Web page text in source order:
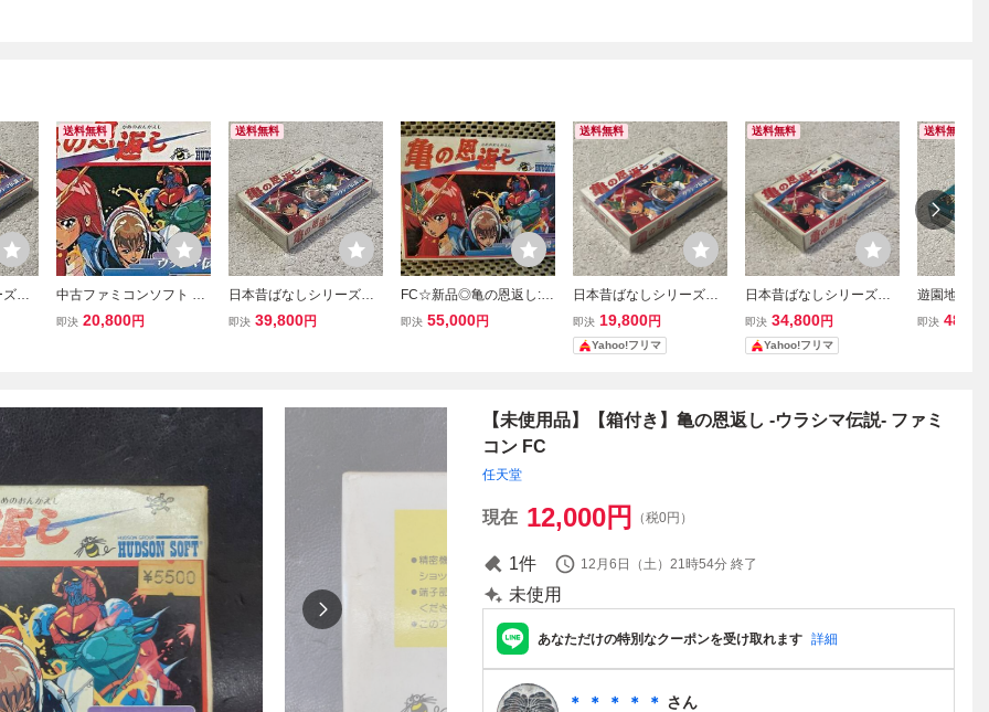
第2
送料無料
中古ファミコンソフト 亀
の恩返し
即決 20,800円
送料無料
日本昔ばなしシリーズ第2
弾! 美品 完品 激レア 亀の
即決 39,800円
FC☆新品◎亀の恩返し:フ
ァミコン用※1988ハドソ
即決 55,000円
送料無料
日本昔ばなしシリーズ第2
弾! 美品 完品 激レア 亀の
恩返し 箱説付き
即決 19,800円
Yahoo!フリマ
送料無料
日本昔ばなしシリーズ第2
弾! 美品 完品 激レア 亀の
恩返し 箱説付
即決 34,800円
Yahoo!フリマ
送料無料
遊園地の楽
コンに?! 美
即決
【未使用品】【箱付き】亀の恩返し -ウラシマ伝説- ファミ
コン FC
任天堂
現在 12,000円 （税0円）
1件 12月6日（土）21時54分 終了
未使用
あなただけの特別なクーポンを受け取れます 詳細
＊ ＊ ＊ ＊ ＊ さん